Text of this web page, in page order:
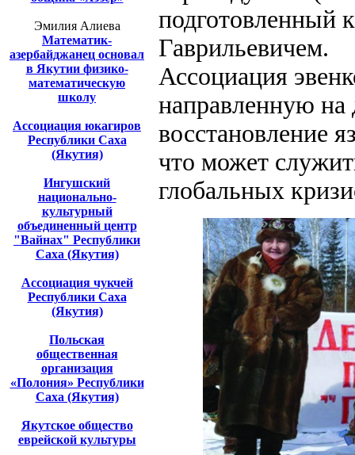
Эмилия Алиева
Математик-
азербайджанец основал
в Якутии физико-
математическую
школу
Ассоциация юкагиров
Республики Саха
(Якутия)
Ингушский
национально-
культурный
объединенный центр
"Вайнах" Республики
Саха (Якутия)
Ассоциация чукчей
Республики Саха
(Якутия)
Польская
общественная
организация
«Полония» Республики
Саха (Якутия)
Якутское общество
еврейской культуры
подготовленный
Гаврильевичем.
Ассоциация
направленную на
восстановление
что может
глобальных